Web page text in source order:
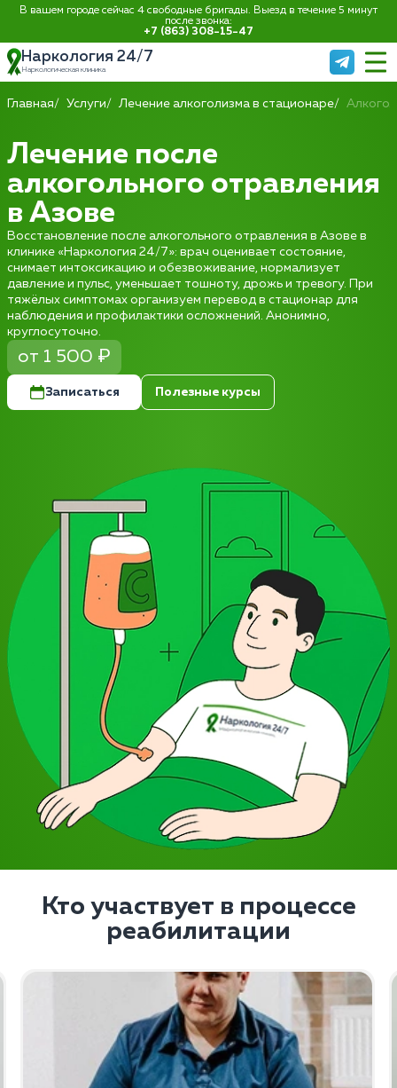
В вашем городе сейчас 4 свободные бригады. Выезд в течение 5 минут
после звонка:
+7 (863) 308-15-47
Наркология 24/7
Наркологическая клиника
Главная Услуги Лечение алкоголизма в стационаре
Лечение после
алкогольного отравления
в Азове
Восстановление после алкогольного отравления в Азове в
клинике «Наркология 24/7»: врач оценивает состояние,
снимает интоксикацию и обезвоживание, нормализует
давление и пульс, уменьшает тошноту, дрожь и тревогу. При
тяжёлых симптомах организуем перевод в стационар для
наблюдения и профилактики осложнений. Анонимно,
круглосуточно.
от 1 500 ₽
Записаться Полезные курсы
Кто участвует в процессе
реабилитации